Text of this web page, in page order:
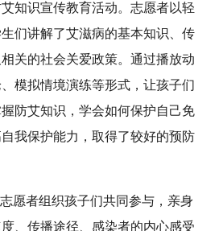
知识宣传教育活动。志愿者以轻
们讲解了艾滋病的基本知识、传
关的社会关爱政策。通过播放动
模拟情境演练等形式，让孩子们
防艾知识，学会如何保护自己免
我保护能力，取得了较好的预防
愿者组织孩子们共同参与，亲身
、传播途径、感染者的内心感受